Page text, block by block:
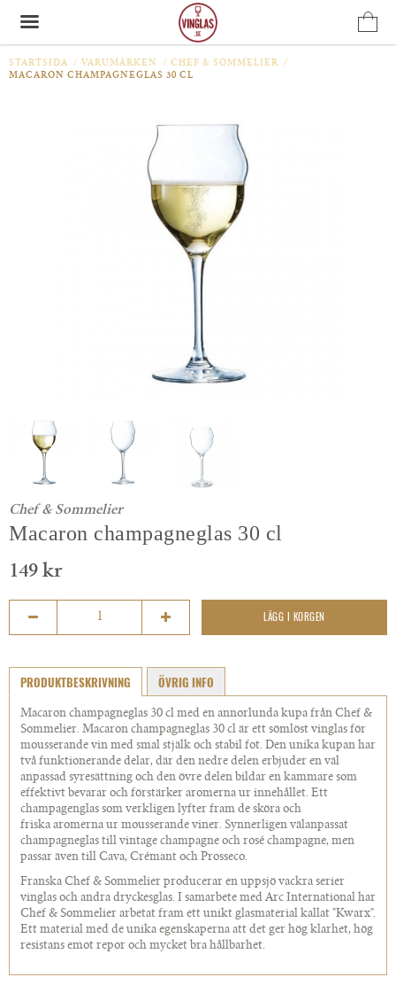
Produkten har blivit tillagd i varukorgen
STARTSIDA / VARUMÄRKEN / CHEF & SOMMELIER /
MACARON CHAMPAGNEGLAS 30 CL
Chef & Sommelier
Macaron champagneglas 30 cl
149 kr
LÄGG I KORGEN
PRODUKTBESKRIVNING ÖVRIG INFO
Macaron champagneglas 30 cl med en annorlunda kupa från Chef &
Sommelier. Macaron champagneglas 30 cl är ett sömlöst vinglas för
mousserande vin med smal stjälk och stabil fot. Den unika kupan har
två funktionerande delar, där den nedre delen erbjuder en väl
anpassad syresättning och den övre delen bildar en kammare som
effektivt bevarar och förstärker aromerna ur innehållet. Ett
champagenglas som verkligen lyfter fram de sköra och
friska aromerna ur mousserande viner. Synnerligen välanpassat
champagneglas till vintage champagne och rosé champagne, men
passar även till Cava, Crémant och Prosseco.
Franska Chef & Sommelier producerar en uppsjö vackra serier
vinglas och andra dryckesglas. I samarbete med Arc International har
Chef & Sommelier arbetat fram ett unikt glasmaterial kallat "Kwarx".
Ett material med de unika egenskaperna att det ger hög klarhet, hög
resistans emot repor och mycket bra hållbarhet.